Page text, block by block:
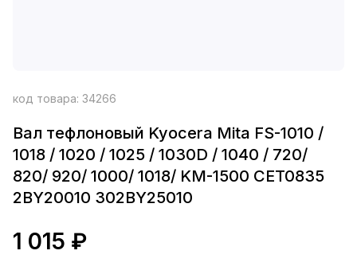
код товара: 34266
Вал тефлоновый Kyocera Mita FS-1010 /
1018 / 1020 / 1025 / 1030D / 1040 / 720/
820/ 920/ 1000/ 1018/ KM-1500 CET0835
2BY20010 302BY25010
1 015 ₽